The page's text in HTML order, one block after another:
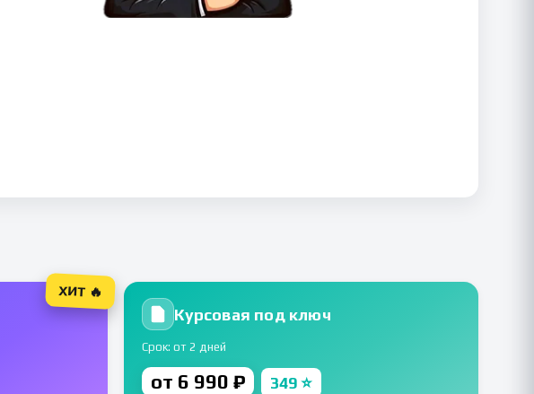
ХИТ 🔥
Курсовая под ключ
Срок: от 2 дней
от 6 990 ₽ 349 ⭐